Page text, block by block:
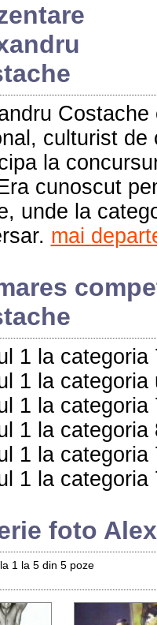
culturist de
la
cunoscut
unde la
mai
1 la
1 la
1 la
1 la categoria
1 la
1 la
foto
1 la 5 din 5 poze